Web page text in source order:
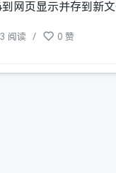
网页显示并存到新
阅读 / 0 赞